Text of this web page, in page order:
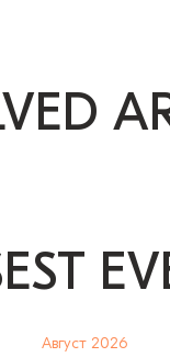
август 2026